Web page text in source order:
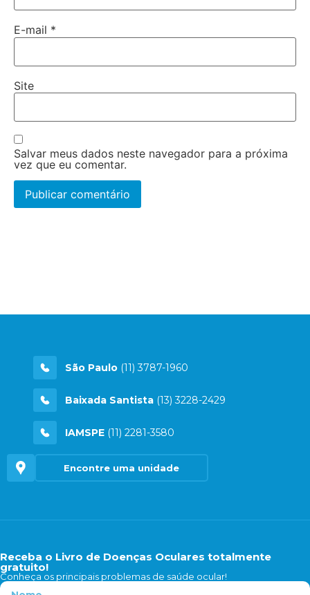
E-mail *
Site
Salvar meus dados neste navegador para a próxima
vez que eu comentar.
São Paulo (11) 3787-1960
Baixada Santista (13) 3228-2429
IAMSPE (11) 2281-3580
Encontre uma unidade
Receba o Livro de Doenças Oculares totalmente
gratuito!
Conheça os principais problemas de saúde ocular!